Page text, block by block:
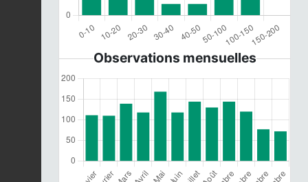
Observations mensuelles